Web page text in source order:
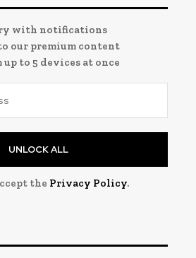
with notifications
our premium content
to 5 devices at once
UNLOCK ALL
the Privacy Policy.